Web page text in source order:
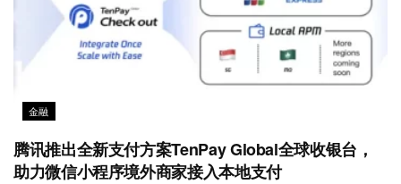
金融
腾讯推出全新支付方案TenPay Global全球收银台，
助力微信小程序境外商家接入本地支付